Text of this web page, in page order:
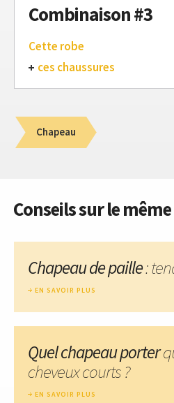
Combinaison #3
Cette robe
ces chaussures
Chapeau
Conseils sur le
Chapeau de paille:
EN SAVOIR PLUS
Quel chapeau porter
cheveux courts ?
EN SAVOIR PLUS